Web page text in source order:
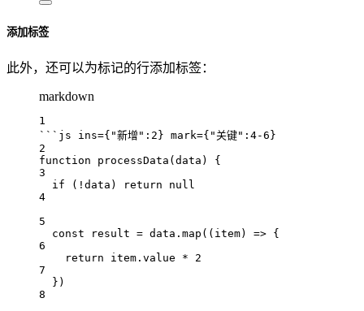
添加标签
此外，还可以为标记的行添加标签：
markdown
1
```js ins={"新增":2} mark={"关键":4-6}
2
function
processData ( data ) {
3
if ( ! data ) return
null
4
5
const
result = data . map (( item) => {
6
return
item . value *
2
7
})
8